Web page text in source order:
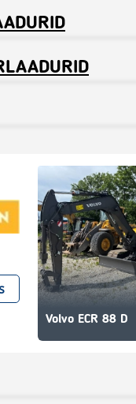
— mõistliku
Volvo ECR 88 D